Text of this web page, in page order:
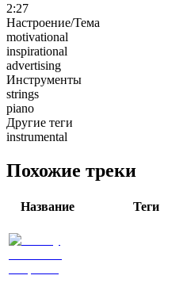
2:27
Настроение/Тема
motivational
inspirational
advertising
Инструменты
strings
piano
Другие теги
instrumental
Похожие треки
Название Теги